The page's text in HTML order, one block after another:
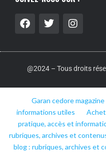
@2024 – Tous droits
Garan cedore
informations utiles
pratique, accès et
rubriques, archives et
blog : rubriques, archives et